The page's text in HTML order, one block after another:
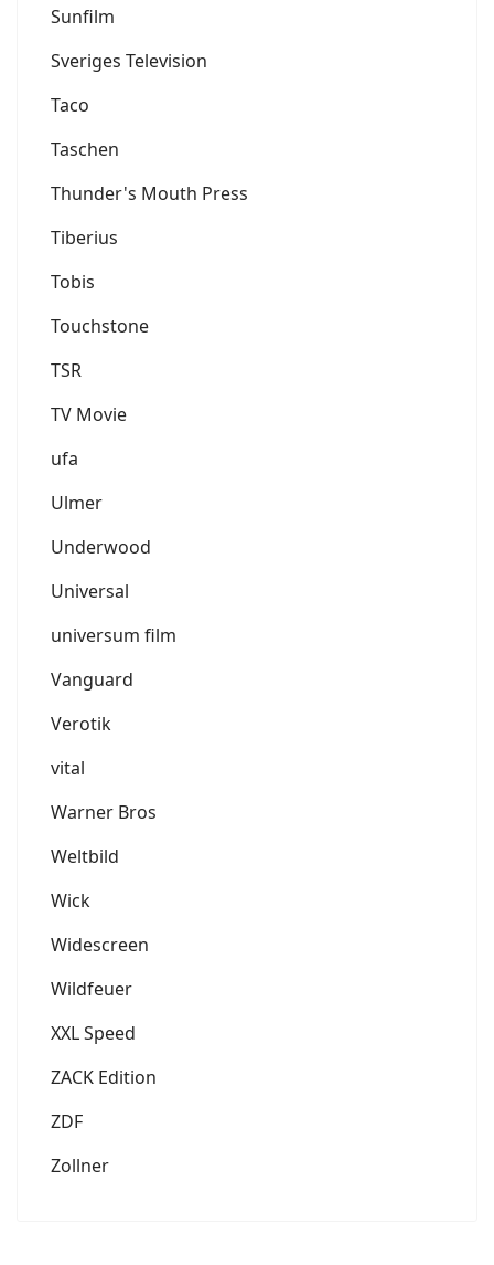
Sunfilm
Sveriges Television
Taco
Taschen
Thunder's Mouth Press
Tiberius
Tobis
Touchstone
TSR
TV Movie
ufa
Ulmer
Underwood
Universal
universum film
Vanguard
Verotik
vital
Warner Bros
Weltbild
Wick
Widescreen
Wildfeuer
XXL Speed
ZACK Edition
ZDF
Zollner